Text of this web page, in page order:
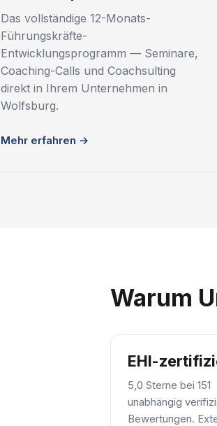
Das vollständige 12-Monats-
Führungskräfte-
Entwicklungsprogramm — Seminare,
Coaching-Calls und Coachsulting
direkt in Ihrem Unternehmen in
Wolfsburg.
Mehr erfahren →
Warum
EHI-
5,0 Sterne bei 151
unabhängig
Bewertungen.